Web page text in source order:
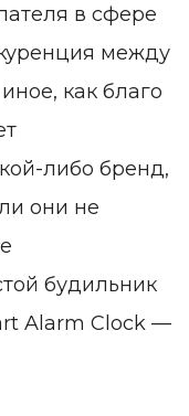
в сфере
между
как благо
либо бренд,
они не
будильник
Alarm Clock —